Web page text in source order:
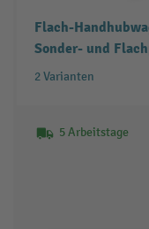
Flach-
Sonder- und
2 Varianten
5 Arbeitstage